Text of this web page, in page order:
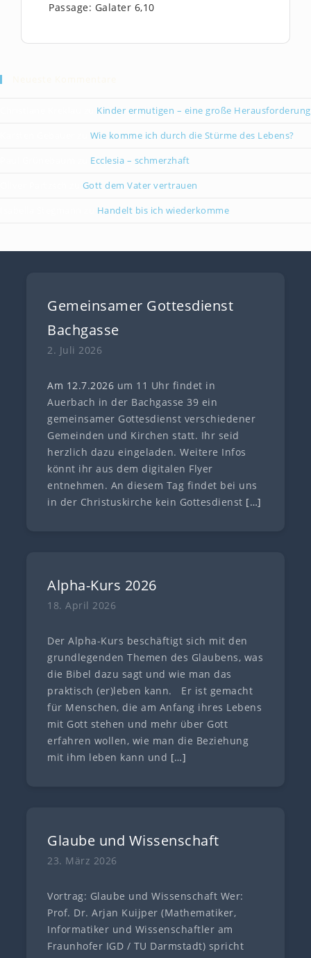
Passage: Galater 6,10
Kinder ermutigen – eine große Herausforderung
Wie komme ich durch die Stürme des Lebens?
Ecclesia – schmerzhaft
Gott dem Vater vertrauen
Handelt bis ich wiederkomme
Gemeinsamer Gottesdienst
Bachgasse
2. Juli 2026
Am 12.7.2026 um 11 Uhr findet in
Auerbach in der Bachgasse 39 ein
gemeinsamer Gottesdienst verschiedener
Gemeinden und Kirchen statt. Ihr seid
herzlich dazu eingeladen. Weitere Infos
könnt ihr aus dem digitalen Flyer
entnehmen. An diesem Tag findet bei uns
in der Christuskirche kein Gottesdienst […]
Alpha-Kurs 2026
18. April 2026
Der Alpha-Kurs beschäftigt sich mit den
grundlegenden Themen des Glaubens, was
die Bibel dazu sagt und wie man das
praktisch (er)leben kann. Er ist gemacht
für Menschen, die am Anfang ihres Lebens
mit Gott stehen und mehr über Gott
erfahren wollen, wie man die Beziehung
mit ihm leben kann und […]
Glaube und Wissenschaft
23. März 2026
Vortrag: Glaube und Wissenschaft Wer:
Prof. Dr. Arjan Kuijper (Mathematiker,
Informatiker und Wissenschaftler am
Fraunhofer IGD / TU Darmstadt) spricht